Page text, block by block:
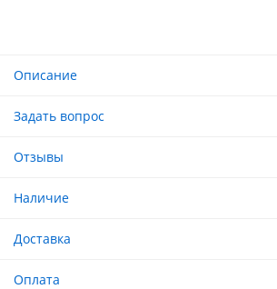
Описание
Задать вопрос
Отзывы
Наличие
Доставка
Оплата